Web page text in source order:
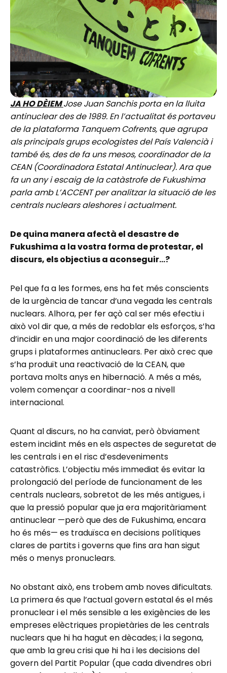
JA HO DÈIEMJose Juan Sanchis porta en la lluita
antinuclear des de 1989. En l’actualitat és portaveu
de la plataforma Tanquem Cofrents, que agrupa
als principals grups ecologistes del País Valencià i
també és, des de fa uns mesos, coordinador de la
CEAN (Coordinadora Estatal Antinuclear). Ara que
fa un any i escaig de la catàstrofe de Fukushima
parla amb L’ACCENT per analitzar la situació de les
centrals nuclears aleshores i actualment.
De quina manera afectà el desastre de
Fukushima a la vostra forma de protestar, el
discurs, els objectius a aconseguir…?
Pel que fa a les formes, ens ha fet més conscients
de la urgència de tancar d’una vegada les centrals
nuclears. Alhora, per fer açò cal ser més efectiu i
això vol dir que, a més de redoblar els esforços, s’ha
d’incidir en una major coordinació de les diferents
grups i plataformes antinuclears. Per això crec que
s’ha produït una reactivació de la CEAN, que
portava molts anys en hibernació. A més a més,
volem començar a coordinar-nos a nivell
internacional.
Quant al discurs, no ha canviat, però òbviament
estem incidint més en els aspectes de seguretat de
les centrals i en el risc d’esdeveniments
catastròfics. L’objectiu més immediat és evitar la
prolongació del període de funcionament de les
centrals nuclears, sobretot de les més antigues, i
que la pressió popular que ja era majoritàriament
antinuclear —però que des de Fukushima, encara
ho és més— es traduïsca en decisions polítiques
clares de partits i governs que fins ara han sigut
més o menys pronuclears.
No obstant això, ens trobem amb noves dificultats.
La primera és que l’actual govern estatal és el més
pronuclear i el més sensible a les exigències de les
empreses elèctriques propietàries de les centrals
nuclears que hi ha hagut en dècades; i la segona,
que amb la greu crisi que hi ha i les decisions del
govern del Partit Popular (que cada divendres obri